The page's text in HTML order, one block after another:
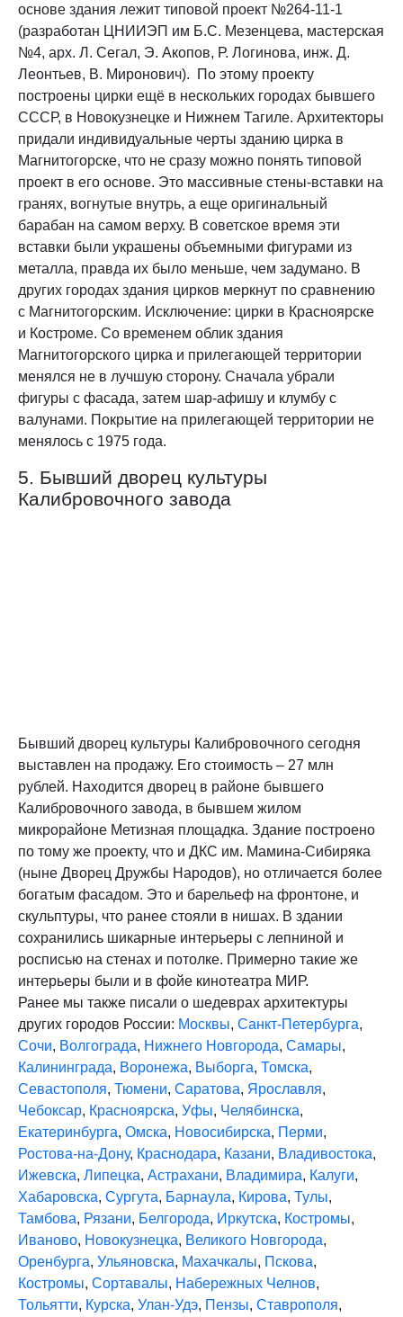
основе здания лежит типовой проект №264-11-1
(разработан ЦНИИЭП им Б.С. Мезенцева, мастерская
№4, арх. Л. Сегал, Э. Акопов, Р. Логинова, инж. Д.
Леонтьев, В. Миронович). По этому проекту
построены цирки ещё в нескольких городах бывшего
СССР, в Новокузнецке и Нижнем Тагиле. Архитекторы
придали индивидуальные черты зданию цирка в
Магнитогорске, что не сразу можно понять типовой
проект в его основе. Это массивные стены-вставки на
гранях, вогнутые внутрь, а еще оригинальный
барабан на самом верху. В советское время эти
вставки были украшены объемными фигурами из
металла, правда их было меньше, чем задумано. В
других городах здания цирков меркнут по сравнению
с Магнитогорским. Исключение: цирки в Красноярске
и Костроме. Со временем облик здания
Магнитогорского цирка и прилегающей территории
менялся не в лучшую сторону. Сначала убрали
фигуры с фасада, затем шар-афишу и клумбу с
валунами. Покрытие на прилегающей территории не
менялось с 1975 года.
5. Бывший дворец культуры
Калибровочного завода
Бывший дворец культуры Калибровочного сегодня
выставлен на продажу. Его стоимость – 27 млн
рублей. Находится дворец в районе бывшего
Калибровочного завода, в бывшем жилом
микрорайоне Метизная площадка. Здание построено
по тому же проекту, что и ДКС им. Мамина-Сибиряка
(ныне Дворец Дружбы Народов), но отличается более
богатым фасадом. Это и барельеф на фронтоне, и
скульптуры, что ранее стояли в нишах. В здании
сохранились шикарные интерьеры с лепниной и
росписью на стенах и потолке. Примерно такие же
интерьеры были и в фойе кинотеатра МИР.
Ранее мы также писали о шедеврах архитектуры
других городов России: Москвы, Санкт-Петербурга,
Сочи, Волгограда, Нижнего Новгорода, Самары,
Калининграда, Воронежа, Выборга, Томска,
Севастополя, Тюмени, Саратова, Ярославля,
Чебоксар, Красноярска, Уфы, Челябинска,
Екатеринбурга, Омска, Новосибирска, Перми,
Ростова-на-Дону, Краснодара, Казани, Владивостока,
Ижевска, Липецка, Астрахани, Владимира, Калуги,
Хабаровска, Сургута, Барнаула, Кирова, Тулы,
Тамбова, Рязани, Белгорода, Иркутска, Костромы,
Иваново, Новокузнецка, Великого Новгорода,
Оренбурга, Ульяновска, Махачкалы, Пскова,
Костромы, Сортавалы, Набережных Челнов,
Тольятти, Курска, Улан-Удэ, Пензы, Ставрополя,